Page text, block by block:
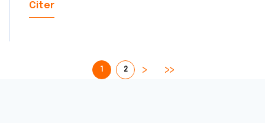
Citer
1 2